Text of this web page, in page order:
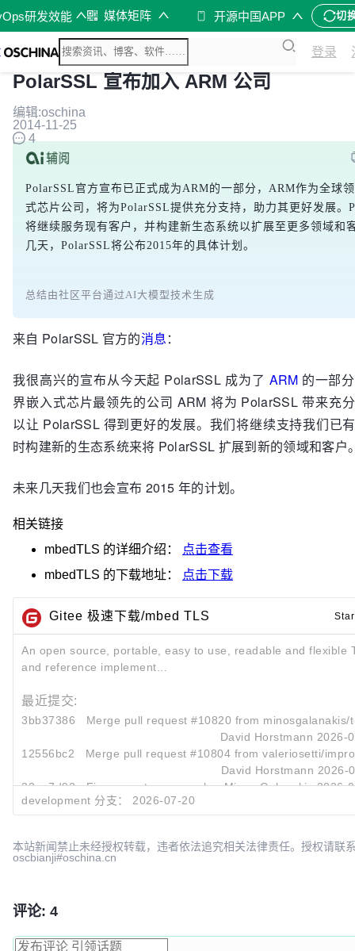
研发效能 媒体矩阵 开源中国APP 切
登录
PolarSSL 宣布加入 ARM 公司
编辑:oschina
2014-11-25
4
PolarSSL官方宣布已正式成为ARM的一部分，ARM作为全球
式芯片公司，将为PolarSSL提供充分支持，助力其更好发展。
将继续服务现有客户，并构建新生态系统以扩展至更多领域和
几天，PolarSSL将公布2015年的具体计划。
总结由社区平台通过AI大模型技术生成
来自 PolarSSL 官方的消息：
我很高兴的宣布从今天起 PolarSSL 成为了 ARM的一部
界嵌入式芯片最领先的公司 ARM 将为 PolarSSL 带来充
以让 PolarSSL 得到更好的发展。我们将继续支持我们已
时构建新的生态系统来将 PolarSSL 扩展到新的领域和客户
未来几天我们也会宣布 2015 年的计划。
相关链接
mbedTLS 的详细介绍：
点击查看
mbedTLS 的下载地址： 点击下载
Gitee 极速下载/mbed TLS
An open source, portable, easy to use, readable and flexible
and reference implement...
最近提交:
3bb37386
Merge pull request #10820 from minosgalanakis/
David Horstmann 2026-
12556bc2
Merge pull request #10804 from valeriosetti/
David Horstmann 2026-
32ae7d92
Fix generate_errors.pl Minos Galanakis 2026-
development 分支：
2026-07-20
本站新闻禁止未经授权转载，违者依法追究相关法律责任。授权请联
oscbianji#oschina.cn
评论: 4